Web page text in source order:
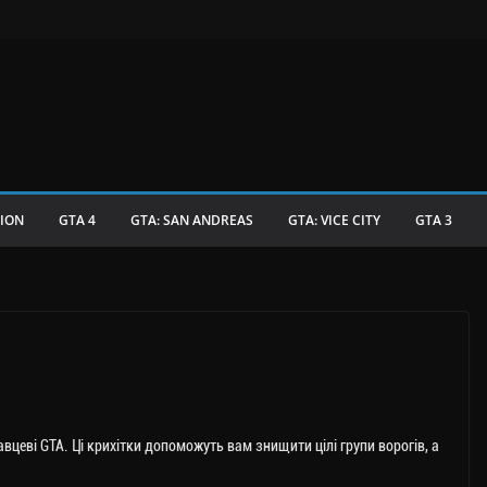
GTA 4 GTA: SAN ANDREAS GTA: VICE CITY GTA 3
GTA. Ці крихітки допоможуть вам знищити цілі групи ворогів, а